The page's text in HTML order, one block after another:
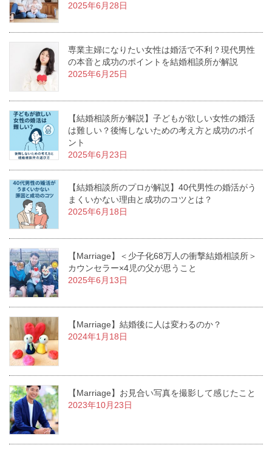
2025年6月28日
専業主婦になりたい女性は婚活で不利？現代男性
の本音と成功のポイントを結婚相談所が解説
2025年6月25日
【結婚相談所が解説】子どもが欲しい女性の婚活
は難しい？後悔しないための考え方と成功のポイ
ント
2025年6月23日
【結婚相談所のプロが解説】40代男性の婚活がう
まくいかない理由と成功のコツとは？
2025年6月18日
【Marriage】＜少子化68万人の衝撃結婚相談所＞
カウンセラー×4児の父が思うこと
2025年6月13日
【Marriage】結婚後に人は変わるのか？
2024年1月18日
【Marriage】お見合い写真を撮影して感じたこと
2023年10月23日